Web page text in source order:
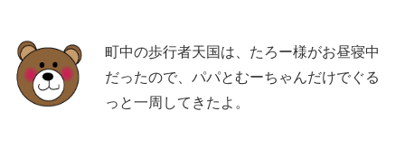
町中の歩行者天国は、たろー様がお昼寝中
だったので、パパとむーちゃんだけでぐる
っと一周してきたよ。